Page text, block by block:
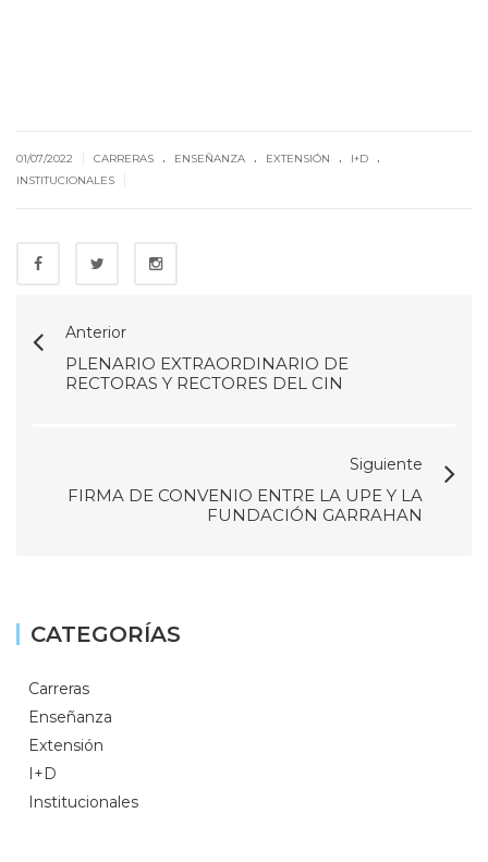
01/07/2022 CARRERAS . ENSEÑANZA . EXTENSIÓN . I+D .
INSTITUCIONALES
Anterior
PLENARIO EXTRAORDINARIO DE
RECTORAS Y RECTORES DEL CIN
Siguiente
FIRMA DE CONVENIO ENTRE LA UPE Y LA
FUNDACIÓN GARRAHAN
CATEGORÍAS
Carreras
Enseñanza
Extensión
I+D
Institucionales